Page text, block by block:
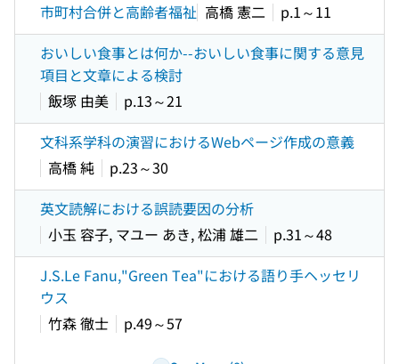
市町村合併と高齢者福祉 高橋 憲二
p.1～11
おいしい食事とは何か--おいしい食事に関する意見
項目と文章による検討
飯塚 由美
p.13～21
文科系学科の演習におけるWebページ作成の意義
高橋 純
p.23～30
英文読解における誤読要因の分析
小玉 容子, マユー あき, 松浦 雄二
p.31～48
J.S.Le Fanu,"Green Tea"における語り手ヘッセリ
ウス
竹森 徹士
p.49～57